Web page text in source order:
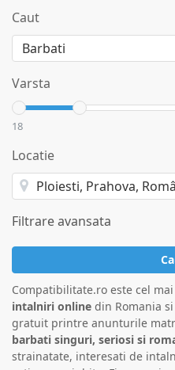
Caut
Varsta
18
Locatie
Filtrare avansata
Compatibilitate.ro este cel
intalniri online din Romania
gratuit printre anunturile
barbati singuri, seriosi si
strainatate, interesati de